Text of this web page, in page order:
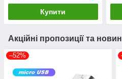
Купити
Акційні пропозиції та
–52%